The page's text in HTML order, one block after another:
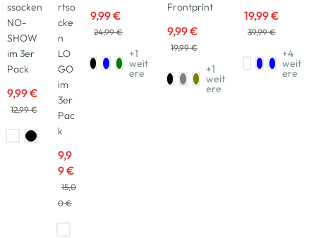
ssocken
NO-
SHOW
im 3er
Pack
9,99 €
12,99 €
rtso
cke
n
LO
GO
im
3er
Pac
k
9,9
9 €
15,0
0 €
9,99 €
24,99 €
+1
weit
ere
Frontprint
9,99 €
19,99 €
+1
weit
ere
19,99 €
39,99 €
+4
weit
ere